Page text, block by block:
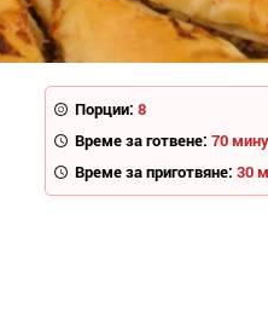
Порции: 8
Време за готвене: 70
Време за приготвяне: 30